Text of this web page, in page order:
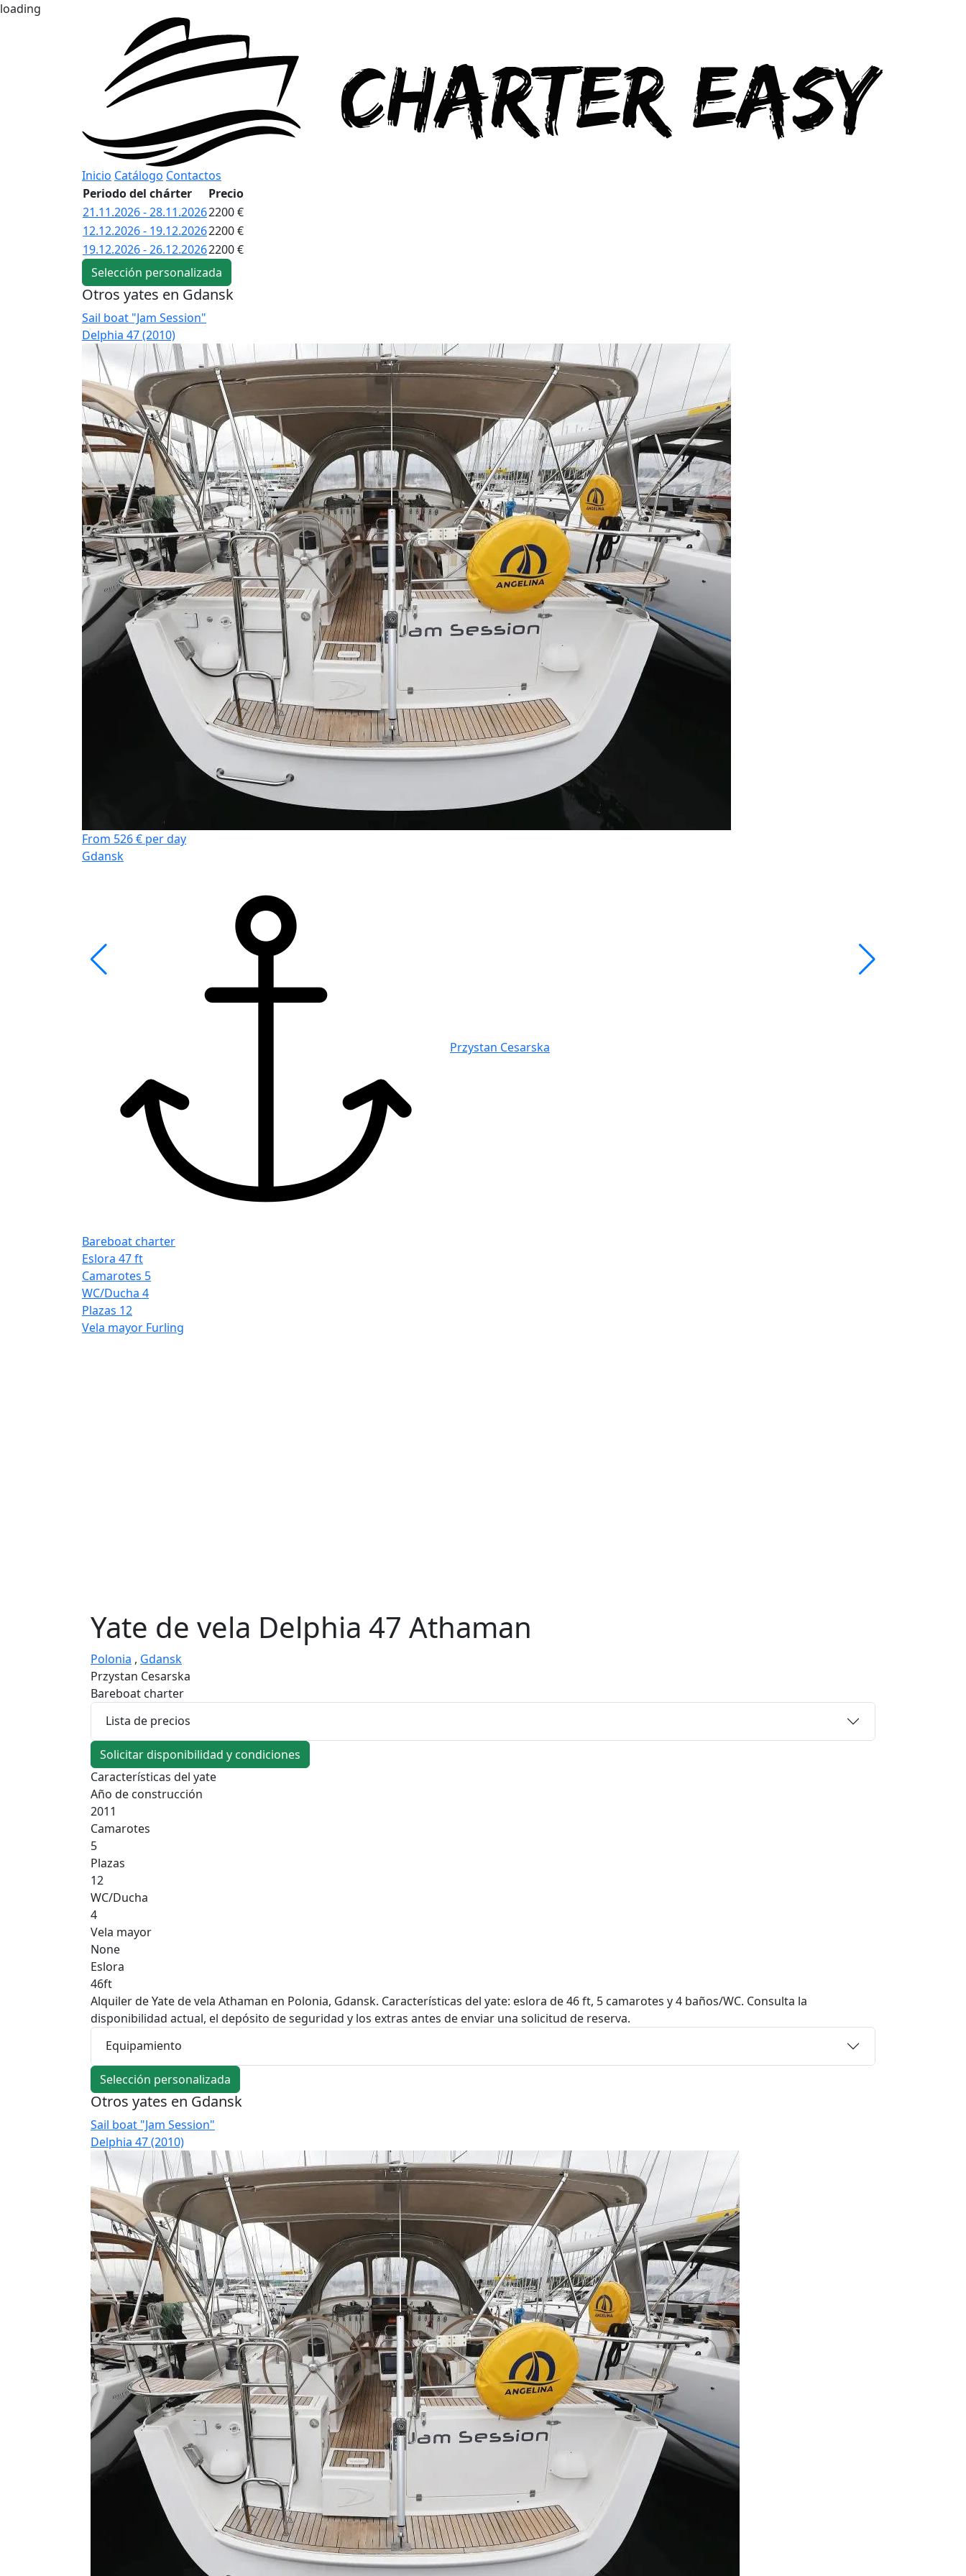
loading
Inicio Catálogo Contactos
Periodo del chárter
Precio
21.11.2026 - 28.11.20262200 €
12.12.2026 - 19.12.20262200 €
19.12.2026 - 26.12.20262200 €
Selección personalizada
Otros yates en Gdansk
Sail boat "Jam Session"
Delphia 47 (2010)
From 526 € per day
Gdansk
Przystan Cesarska
Bareboat charter
Eslora 47 ft
Camarotes 5
WC/Ducha 4
Plazas 12
Vela mayor Furling
Yate de vela Delphia 47 Athaman
Polonia , Gdansk
Przystan Cesarska
Bareboat charter
Lista de precios
Solicitar disponibilidad y condiciones
Características del yate
Año de construcción
2011
Camarotes
5
Plazas
12
WC/Ducha
4
Vela mayor
None
Eslora
46ft
Alquiler de Yate de vela Athaman en Polonia, Gdansk. Características del yate: eslora de 46 ft, 5 camarotes y 4 baños/WC. Consulta la
disponibilidad actual, el depósito de seguridad y los extras antes de enviar una solicitud de reserva.
Equipamiento
Selección personalizada
Otros yates en Gdansk
Sail boat "Jam Session"
Delphia 47 (2010)